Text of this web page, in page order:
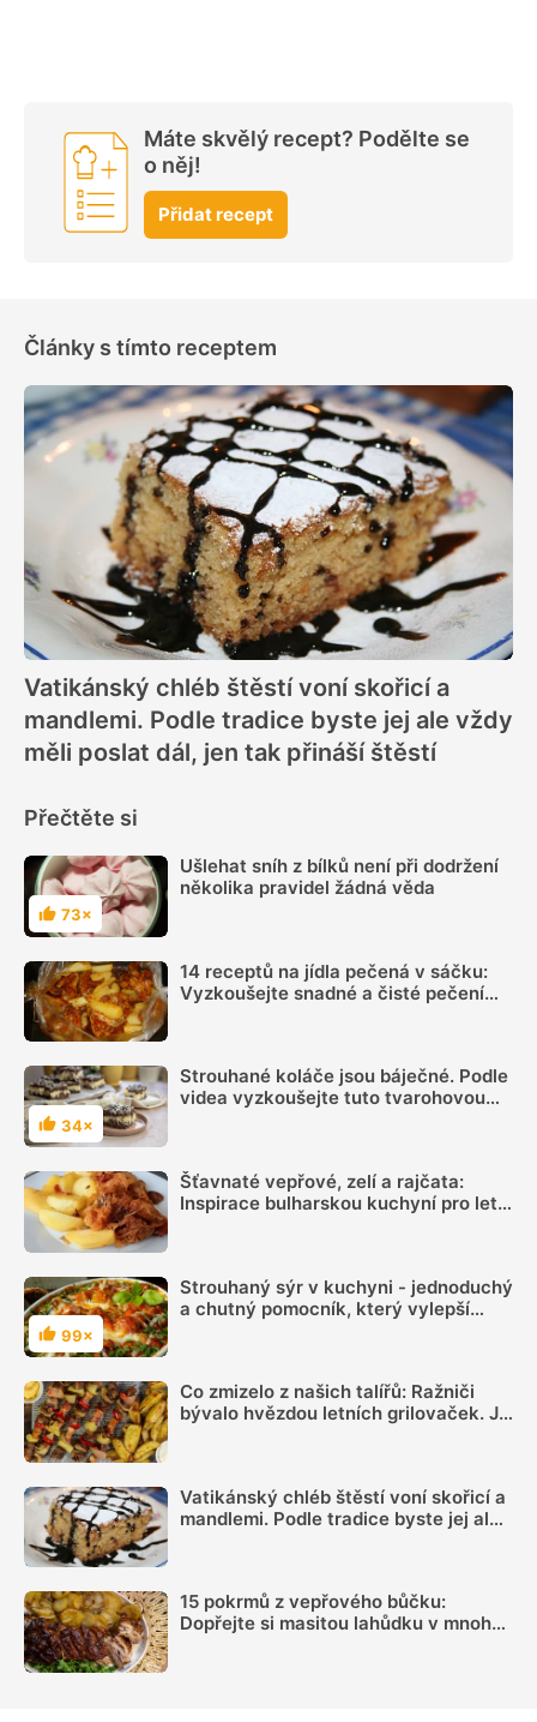
Máte skvělý recept? Podělte se
o něj!
Přidat recept
Články s tímto receptem
Vatikánský chléb štěstí voní skořicí a
mandlemi. Podle tradice byste jej ale vždy
měli poslat dál, jen tak přináší štěstí
Přečtěte si
Hodnocení
73×
Ušlehat sníh z bílků není při dodržení
několika pravidel žádná věda
14 receptů na jídla pečená v sáčku:
Vyzkoušejte snadné a čisté pečení
Hodnocení
34×
Strouhané koláče jsou báječné. Podle
videa vyzkoušejte tuto tvarohovou
Šťavnaté vepřové, zelí a rajčata:
Inspirace bulharskou kuchyní pro letní
Hodnocení
99×
Strouhaný sýr v kuchyni - jednoduchý
a chutný pomocník, který vylepší
Co zmizelo z našich talířů: Ražniči
bývalo hvězdou letních grilovaček. Je
Vatikánský chléb štěstí voní skořicí a
mandlemi. Podle tradice byste jej ale
15 pokrmů z vepřového bůčku:
Dopřejte si masitou lahůdku v mnoha